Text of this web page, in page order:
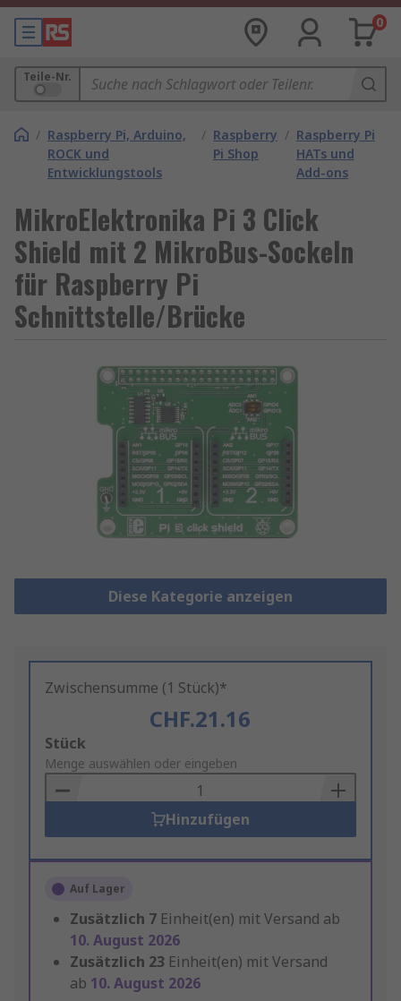
0
Teile-Nr.
/ Raspberry Pi, Arduino,
ROCK und
Entwicklungstools
/ Raspberry
Pi Shop
/ Raspberry Pi
HATs und
Add-ons
MikroElektronika Pi 3 Click
Shield mit 2 MikroBus-Sockeln
für Raspberry Pi
Schnittstelle/Brücke
Diese Kategorie anzeigen
Zwischensumme (1 Stück)*
CHF.21.16
Add
to
Basket
Stück
Menge auswählen oder eingeben
Hinzufügen
Auf Lager
Zusätzlich 7 Einheit(en) mit Versand ab
10. August 2026
Zusätzlich 23 Einheit(en) mit Versand
ab 10. August 2026